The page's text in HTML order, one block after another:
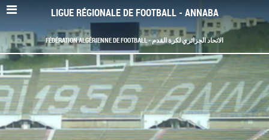
LIGUE RÉGIONALE DE FOOTBALL - ANNABA
FÉDÉRATION ALGÉRIENNE DE FOOTBALL - الاتحاد الجزائري لكرة القدم